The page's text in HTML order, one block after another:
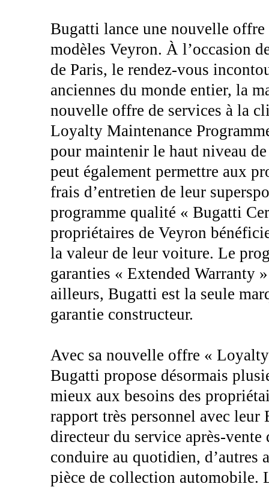
Bugatti lance une nouvelle
modèles Veyron. À l’occasion
de Paris, le rendez-vous
anciennes du monde entier, la
nouvelle offre de services à la
Loyalty Maintenance
pour maintenir le haut niveau
peut également permettre aux
frais d’entretien de leur
programme qualité « Bugatti
propriétaires de Veyron
la valeur de leur voiture. Le
garanties « Extended Warranty
ailleurs, Bugatti est la seule
garantie constructeur.
Avec sa nouvelle offre «
Bugatti propose désormais
mieux aux besoins des
rapport très personnel avec
directeur du service après-
conduire au quotidien,
pièce de collection automobile.